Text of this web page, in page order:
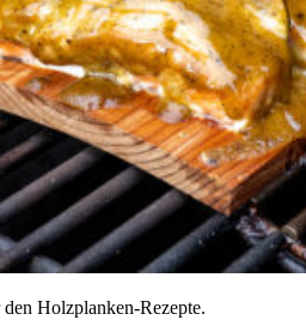
Holzplanken-Rezepte.